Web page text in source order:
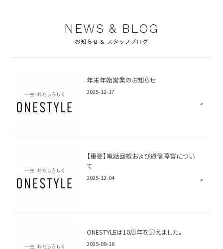
NEWS & BLOG
お知らせ & スタッフブログ
年末年始営業のお知らせ
2025-12-17
【重要】電話回線および通信障害につい
て
2025-12-04
ONESTYLEは10周年を迎えました。
2025-09-16